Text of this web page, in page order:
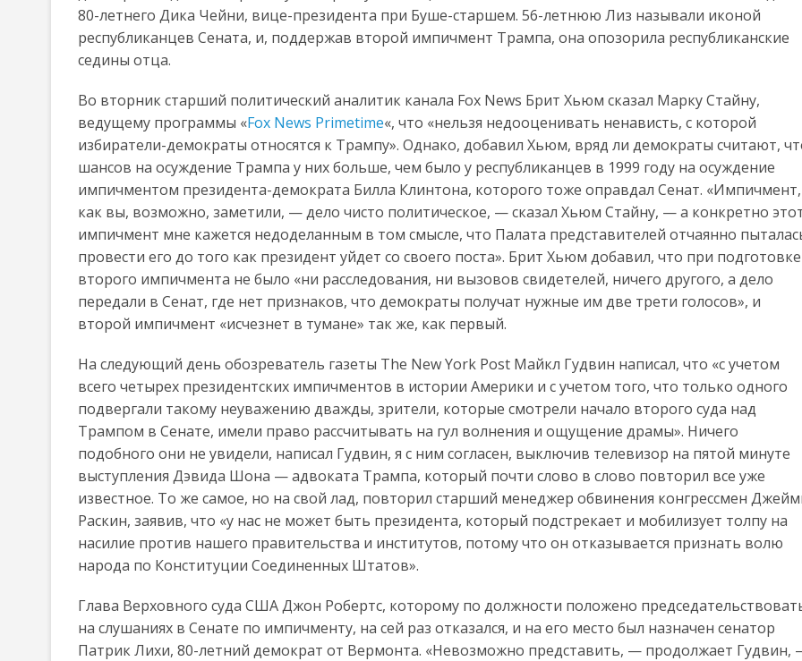
80-летнего Дика Чейни, вице-президента при Буше-старшем. 56-летнюю Лиз называли иконой
республиканцев Сената, и, поддержав второй импичмент Трампа, она опозорила республиканские
седины отца.
Во вторник старший политический аналитик канала Fox News Брит Хьюм сказал Марку Стайну,
ведущему программы «Fox News Primetime«, что «нельзя недооценивать ненависть, с которой
избиратели-демократы относятся к Трампу». Однако, добавил Хьюм, вряд ли демократы считают,
шансов на осуждение Трампа у них больше, чем было у республиканцев в 1999 году на осуждение
импичментом президента-демократа Билла Клинтона, которого тоже оправдал Сенат. «Импичмент,
как вы, возможно, заметили, — дело чисто политическое, — сказал Хьюм Стайну, — а конкретно
импичмент мне кажется недоделанным в том смысле, что Палата представителей отчаянно
провести его до того как президент уйдет со своего поста». Брит Хьюм добавил, что при подготовке
второго импичмента не было «ни расследования, ни вызовов свидетелей, ничего другого, а дело
передали в Сенат, где нет признаков, что демократы получат нужные им две трети голосов», и
второй импичмент «исчезнет в тумане» так же, как первый.
На следующий день обозреватель газеты The New York Post Майкл Гудвин написал, что «с учетом
всего четырех президентских импичментов в истории Америки и с учетом того, что только одного
подвергали такому неуважению дважды, зрители, которые смотрели начало второго суда над
Трампом в Сенате, имели право рассчитывать на гул волнения и ощущение драмы». Ничего
подобного они не увидели, написал Гудвин, я с ним согласен, выключив телевизор на пятой минуте
выступления Дэвида Шона — адвоката Трампа, который почти слово в слово повторил все уже
известное. То же самое, но на свой лад, повторил старший менеджер обвинения конгрессмен
Раскин, заявив, что «у нас не может быть президента, который подстрекает и мобилизует толпу на
насилие против нашего правительства и институтов, потому что он отказывается признать волю
народа по Конституции Соединенных Штатов».
Глава Верховного суда США Джон Робертс, которому по должности положено
на слушаниях в Сенате по импичменту, на сей раз отказался, и на его место был назначен сенатор
Патрик Лихи, 80-летний демократ от Вермонта. «Невозможно представить, — продолжает Гудвин,